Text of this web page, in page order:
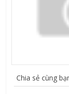
Chia sẻ cùng